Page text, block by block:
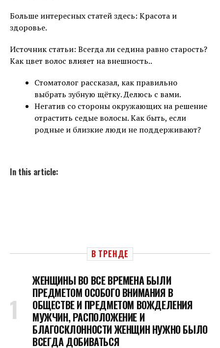
Больше интересных статей здесь: Красота и
здоровье.
Источник статьи: Всегда ли седина равно старость?
Как цвет волос влияет на внешность..
Стоматолог рассказал, как правильно
выбрать зубную щётку. Делюсь с вами.
Негатив со стороны окружающих на решение
отрастить седые волосы. Как быть, если
родные и близкие люди не поддерживают?
In this article:
В ТРЕНДЕ
ЖЕНЩИНЫ ВО ВСЕ ВРЕМЕНА БЫЛИ
ПРЕДМЕТОМ ОСОБОГО ВНИМАНИЯ В
ОБЩЕСТВЕ И ПРЕДМЕТОМ ВОЖДЕЛЕНИЯ
МУЖЧИН, РАСПОЛОЖЕНИЕ И
БЛАГОСКЛОННОСТИ ЖЕНЩИН НУЖНО БЫЛО
ВСЕГДА ДОБИВАТЬСЯ